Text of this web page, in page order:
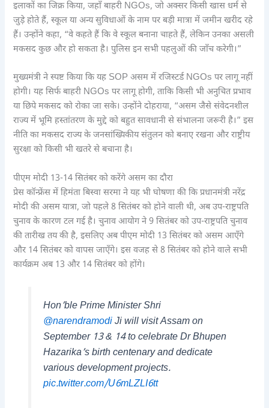
इलाकों का जिक्र किया, जहाँ बाहरी NGOs, जो अक्सर किसी खास धर्म से
जुड़े होते हैं, स्कूल या अन्य सुविधाओं के नाम पर बड़ी मात्रा में जमीन खरीद रहे
हैं। उन्होंने कहा, “वे कहते हैं कि वे स्कूल बनाना चाहते हैं, लेकिन उनका असली
मकसद कुछ और हो सकता है। पुलिस इन सभी पहलुओं की जाँच करेगी।”
मुख्यमंत्री ने स्पष्ट किया कि यह SOP असम में रजिस्टर्ड NGOs पर लागू नहीं
होगी। यह सिर्फ बाहरी NGOs पर लागू होगी, ताकि किसी भी अनुचित प्रभाव
या छिपे मकसद को रोका जा सके। उन्होंने दोहराया, “असम जैसे संवेदनशील
राज्य में भूमि हस्तांतरण के मुद्दे को बहुत सावधानी से संभालना जरूरी है।” इस
नीति का मकसद राज्य के जनसांख्यिकीय संतुलन को बनाए रखना और राष्ट्रीय
सुरक्षा को किसी भी खतरे से बचाना है।
पीएम मोदी 13-14 सितंबर को करेंगे असम का दौरा
प्रेस कॉन्फ्रेंस में हिमंता बिस्वा सरमा ने यह भी घोषणा की कि प्रधानमंत्री नरेंद्र
मोदी की असम यात्रा, जो पहले 8 सितंबर को होने वाली थी, अब उप-राष्ट्रपति
चुनाव के कारण टल गई है। चुनाव आयोग ने 9 सितंबर को उप-राष्ट्रपति चुनाव
की तारीख तय की है, इसलिए अब पीएम मोदी 13 सितंबर को असम आएँगे
और 14 सितंबर को वापस जाएँगे। इस वजह से 8 सितंबर को होने वाले सभी
कार्यक्रम अब 13 और 14 सितंबर को होंगे।
Hon’ble Prime Minister Shri
@narendramodiJi will visit Assam on
September 13 & 14 to celebrate Dr Bhupen
Hazarika’s birth centenary and dedicate
various development projects.
pic.twitter.com/U6mLZLI6tt